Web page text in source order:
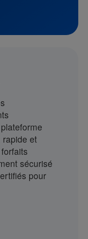
rapide et
sécurisé
pour